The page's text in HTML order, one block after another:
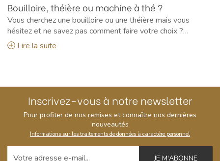
Bouilloire, théière ou machine à thé ?
Vous cherchez une bouilloire ou une théière mais vous
hésitez et ne savez pas comment faire votre choix ?
Laissez-vous guider par les équipes de Club' pour faciliter
votre décision !
Lire la suite
Inscrivez-vous à notre newsletter
Pour profiter de nos remises et connaître nos dernières
nouveautés
Informations sur les traitements de données à caractère personnel